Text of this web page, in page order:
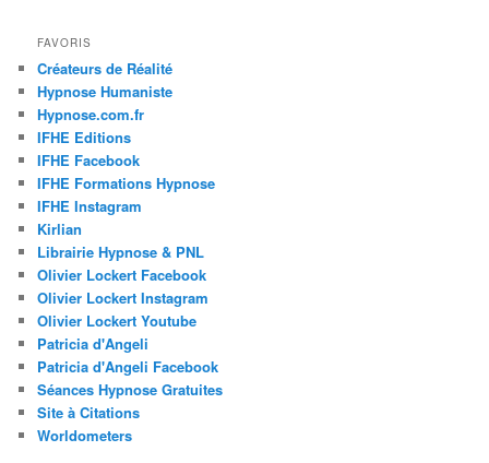
FAVORIS
Créateurs de Réalité
Hypnose Humaniste
Hypnose.com.fr
IFHE Editions
IFHE Facebook
IFHE Formations Hypnose
IFHE Instagram
Kirlian
Librairie Hypnose & PNL
Olivier Lockert Facebook
Olivier Lockert Instagram
Olivier Lockert Youtube
Patricia d'Angeli
Patricia d'Angeli Facebook
Séances Hypnose Gratuites
Site à Citations
Worldometers